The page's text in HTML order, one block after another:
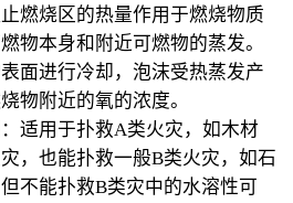
燃烧区的热量作用于燃烧物质
物本身和附近可燃物的蒸发。
面进行冷却，泡沫受热蒸发产
物附近的氧的浓度。
适用于扑救A类火灾，如木材
，也能扑救一般B类火灾，如石
不能扑救B类灾中的水溶性可